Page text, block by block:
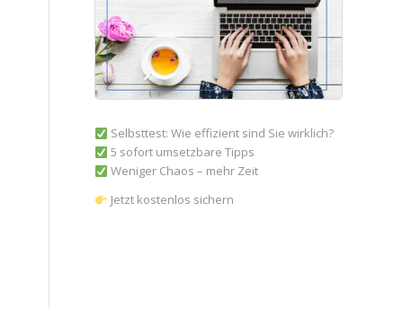
Selbsttest: Wie effizient sind Sie wirklich?
5 sofort umsetzbare Tipps
Weniger Chaos – mehr Zeit
Jetzt kostenlos sichern